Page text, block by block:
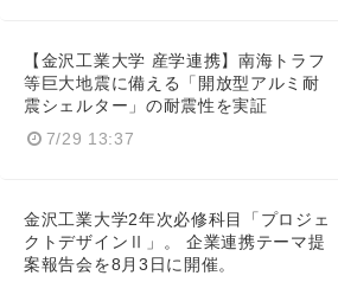
【金沢工業大学 産学連携】南海トラフ
等巨大地震に備える「開放型アルミ耐
震シェルター」の耐震性を実証
7/29 13:37
金沢工業大学2年次必修科目「プロジェ
クトデザインⅡ」。 企業連携テーマ提
案報告会を8月3日に開催。
English